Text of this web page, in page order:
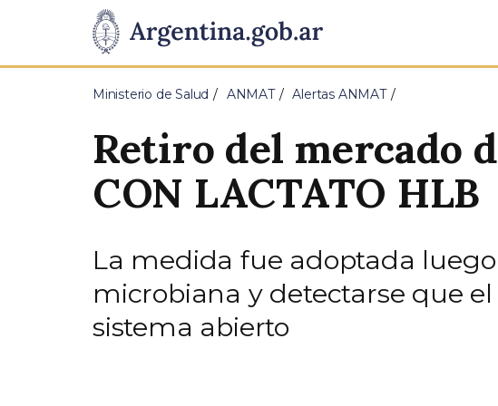
Presidencia
de
Pasar al contenido principal
Ministerio de Salud ANMAT Alertas ANMAT
Retiro del mercado
CON LACTATO HLB
La medida fue adoptada
microbiana y detectarse que
sistema abierto